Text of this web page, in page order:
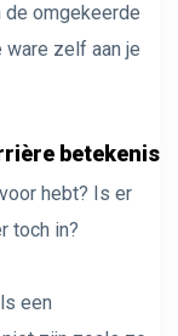
omgekeerde
zelf aan je
betekenis
hebt? Is er
toch in?
een